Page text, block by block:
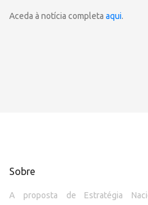
Aceda à notícia completa aqui.
Sobre
A proposta de Estratégia